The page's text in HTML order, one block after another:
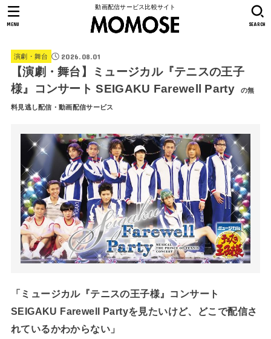
動画配信サービス比較サイト
SEARCH
MENU
演劇・舞台 2026.08.01
【演劇・舞台】ミュージカル『テニスの王子
様』コンサート SEIGAKU Farewell Party
の無
料見逃し配信・動画配信サービス
「ミュージカル『テニスの王子様』コンサート
SEIGAKU Farewell Partyを見たいけど、どこで配信さ
れているかわからない」